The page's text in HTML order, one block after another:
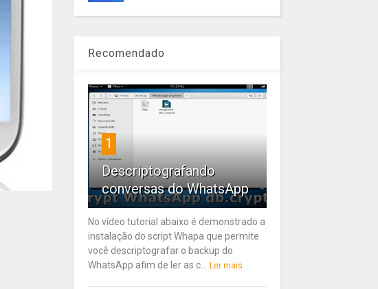
Recomendado
1
Descriptografando
conversas do WhatsApp
No vídeo tutorial abaixo é demonstrado a
instalação do script Whapa que permite
você descriptografar o backup do
WhatsApp afim de ler as c...
Ler mais